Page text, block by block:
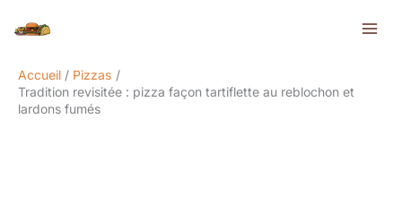
Accueil
Pizzas
Tradition revisitée : pizza façon tartiflette au reblochon et
lardons fumés